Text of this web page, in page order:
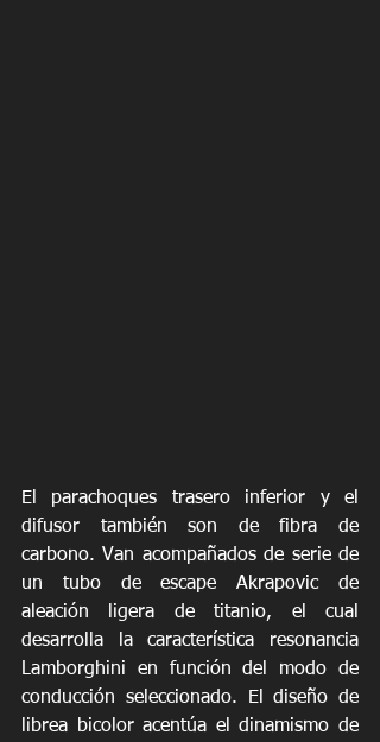
El parachoques trasero inferior y el
difusor también son de fibra de
carbono. Van acompañados de serie de
un tubo de escape Akrapovic de
aleación ligera de titanio, el cual
desarrolla la característica resonancia
Lamborghini en función del modo de
conducción seleccionado. El diseño de
librea bicolor acentúa el dinamismo de